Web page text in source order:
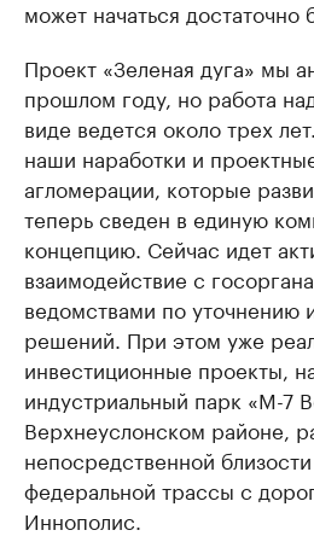
может начаться
Проект «Зеленая дуга» мы
прошлом году, но работа
виде ведется около трех
наши наработки и
агломерации, которые
теперь сведен в единую
концепцию. Сейчас идет
взаимодействие с
ведомствами по уточнению
решений. При этом уже
инвестиционные проекты,
индустриальный парк «М-7
Верхнеуслонском районе,
непосредственной
федеральной трассы с
Иннополис.